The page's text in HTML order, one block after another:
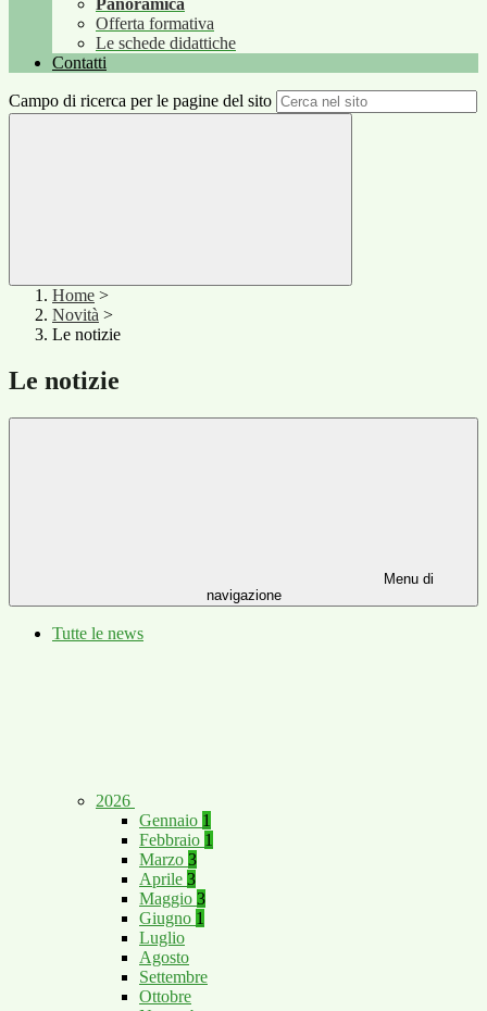
Panoramica
Offerta formativa
Le schede didattiche
Contatti
Campo di ricerca per le pagine del sito
Home >
Novità >
Le notizie
Le notizie
Menu di
navigazione
Tutte le news
2026
Gennaio 1
Febbraio 1
Marzo 3
Aprile 3
Maggio 3
Giugno 1
Luglio
Agosto
Settembre
Ottobre